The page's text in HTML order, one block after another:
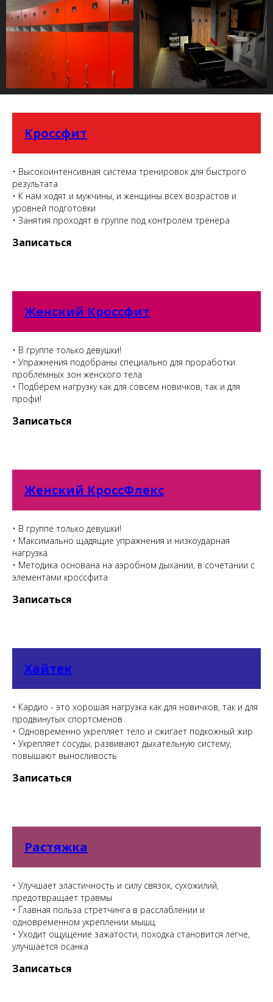
Кроссфит
• Высокоинтенсивная система тренировок для быстрого
результата
• К нам ходят и мужчины, и женщины всех возрастов и
уровней подготовки
• Занятия проходят в группе под контролем тренера
Записаться
Женский Кроссфит
• В группе только девушки!
• Упражнения подобраны специально для проработки
проблемных зон женского тела
• Подберем нагрузку как для совсем новичков, так и для
профи!
Записаться
Женский КроссФлекс
• В группе только девушки!
• Максимально щадящие упражнения и низкоударная
нагрузка
• Методика основана на аэробном дыхании, в сочетании с
элементами кроссфита
Записаться
Хайтек
• Кардио - это хорошая нагрузка как для новичков, так и для
продвинутых спортсменов
• Одновременно укрепляет тело и сжигает подкожный жир
• Укрепляет сосуды, развивают дыхательную систему,
повышают выносливость
Записаться
Растяжка
• Улучшает эластичность и силу связок, сухожилий,
предотвращает травмы
• Главная польза стретчинга в расслаблении и
одновременном укреплении мышц.
• Уходит ощущение зажатости, походка становится легче,
улучшается осанка
Записаться